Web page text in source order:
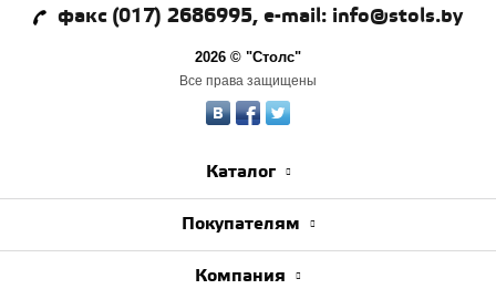
факс (017) 2686995, e-mail: info@stols.by
2026 © "Столс"
Все права защищены
Каталог
Покупателям
Компания